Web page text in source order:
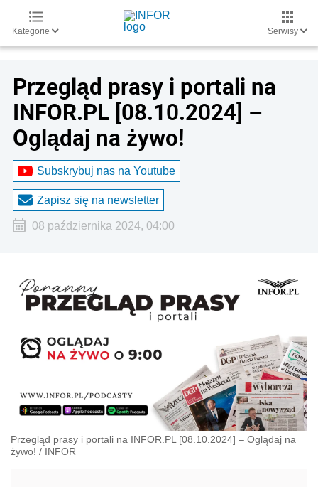
Kategorie Serwisy
Przegląd prasy i portali na
INFOR.PL [08.10.2024] –
Oglądaj na żywo!
Subskrybuj nas na Youtube
Zapisz się na newsletter
08 października 2024, 04:00
Przegląd prasy i portali na INFOR.PL [08.10.2024] – Oglądaj na
żywo! / INFOR